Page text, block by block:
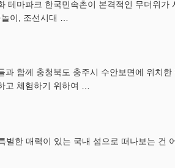
마파크 한국민속촌이 본격적인 무더위가
이, 조선시대 …
함께 충청북도 충주시 수안보면에 위치
고 체험하기 위하여 …
한 매력이 있는 국내 섬으로 떠나보는 건